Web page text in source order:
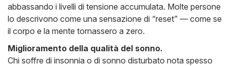
abbassando i livelli di tensione accumulata. Molte persone
lo descrivono come una sensazione di “reset” — come se
il corpo e la mente tornassero a zero.
Miglioramento della qualità del sonno.
Chi soffre di insonnia o di sonno disturbato nota spesso